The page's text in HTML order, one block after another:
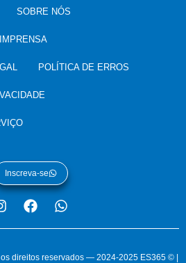
SOBRE NÓS
IMPRENSA
POLÍTICA DE ERROS
Inscreva-se
direitos reservados — 2024-2025 ES365 © |